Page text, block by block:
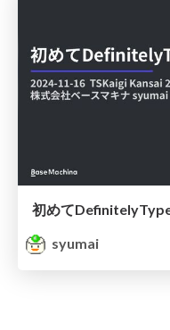
初めて
syumai